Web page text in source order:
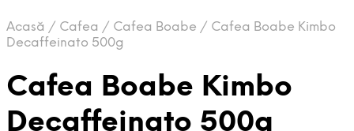
Acasă / Cafea / Cafea Boabe / Cafea Boabe Kimbo
Decaffeinato 500g
Cafea Boabe Kimbo
Decaffeinato 500g